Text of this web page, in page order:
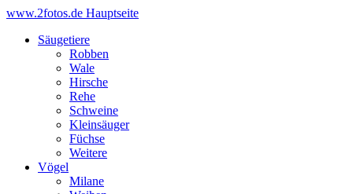
www.2fotos.de Hauptseite
Säugetiere
Robben
Wale
Hirsche
Rehe
Schweine
Kleinsäuger
Füchse
Weitere
Vögel
Milane